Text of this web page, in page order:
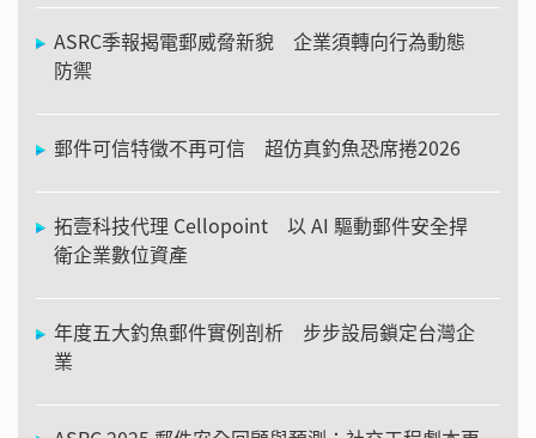
ASRC季報揭電郵威脅新貌 企業須轉向行為動態
防禦
郵件可信特徵不再可信 超仿真釣魚恐席捲2026
拓壹科技代理 Cellopoint 以 AI 驅動郵件安全捍
衛企業數位資產
年度五大釣魚郵件實例剖析 步步設局鎖定台灣企
業